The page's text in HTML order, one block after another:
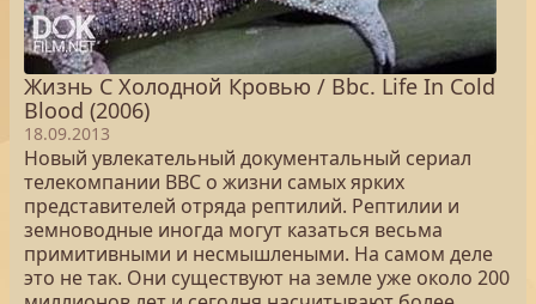
Жизнь С Холодной Кровью / Bbc. Life In Cold
Blood (2006)
18.09.2013
Новый увлекательный документальный сериал
телекомпании ВВС о жизни самых ярких
представителей отряда рептилий. Рептилии и
земноводные иногда могут казаться весьма
примитивными и несмышлеными. На самом деле
это не так. Они существуют на земле уже около 200